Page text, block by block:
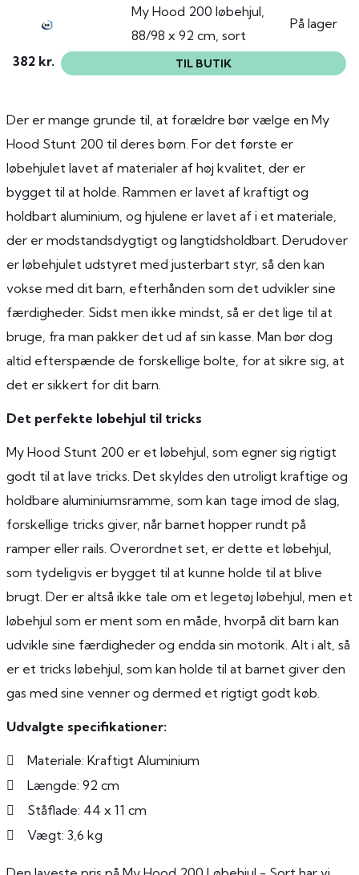
My Hood 200 løbehjul,
88/98 x 92 cm, sort
På lager
382 kr. TIL BUTIK
Der er mange grunde til, at forældre bør vælge en My
Hood Stunt 200 til deres børn. For det første er
løbehjulet lavet af materialer af høj kvalitet, der er
bygget til at holde. Rammen er lavet af kraftigt og
holdbart aluminium, og hjulene er lavet af i et materiale,
der er modstandsdygtigt og langtidsholdbart. Derudover
er løbehjulet udstyret med justerbart styr, så den kan
vokse med dit barn, efterhånden som det udvikler sine
færdigheder. Sidst men ikke mindst, så er det lige til at
bruge, fra man pakker det ud af sin kasse. Man bør dog
altid efterspænde de forskellige bolte, for at sikre sig, at
det er sikkert for dit barn.
Det perfekte løbehjul til tricks
My Hood Stunt 200 er et løbehjul, som egner sig rigtigt
godt til at lave tricks. Det skyldes den utroligt kraftige og
holdbare aluminiumsramme, som kan tage imod de slag,
forskellige tricks giver, når barnet hopper rundt på
ramper eller rails. Overordnet set, er dette et løbehjul,
som tydeligvis er bygget til at kunne holde til at blive
brugt. Der er altså ikke tale om et legetøj løbehjul, men et
løbehjul som er ment som en måde, hvorpå dit barn kan
udvikle sine færdigheder og endda sin motorik. Alt i alt, så
er et tricks løbehjul, som kan holde til at barnet giver den
gas med sine venner og dermed et rigtigt godt køb.
Udvalgte specifikationer:
Materiale: Kraftigt Aluminium
Længde: 92 cm
Ståflade: 44 x 11 cm
Vægt: 3,6 kg